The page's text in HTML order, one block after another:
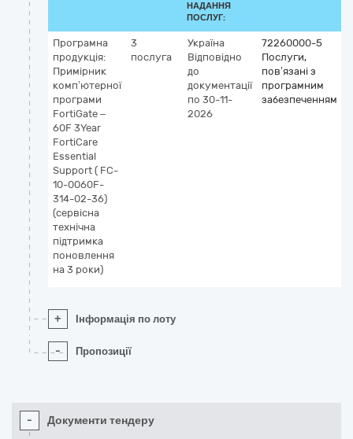
НАДАННЯ
ПОСЛУГ:
Програмна
продукція:
Примірник
комп’ютерної
програми
FortiGate –
60F 3Year
FortiCare
Essential
Support ( FC-
10-0060F-
314-02-36)
(сервісна
технічна
підтримка
поновлення
на 3 роки)
3
послуга
Україна
Відповідно
до
документації
по 30-11-
2026
72260000-5
Послуги,
пов’язані з
програмним
забезпеченням
+ Інформація по лоту
- Пропозиції
- Документи тендеру